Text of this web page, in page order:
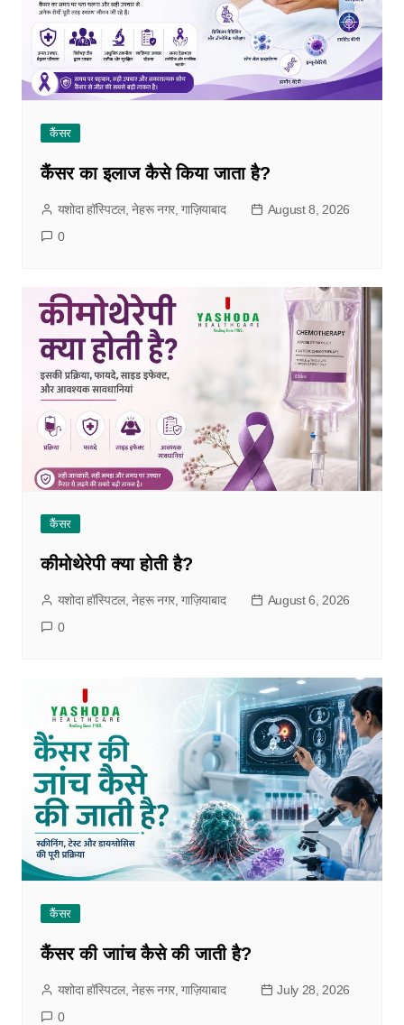
कैंसर
कैंसर का इलाज कैसे किया जाता है?
यशोदा हॉस्पिटल, नेहरू नगर, गाज़ियाबाद
August 8, 2026
0
कैंसर
कीमोथेरेपी क्या होती है?
यशोदा हॉस्पिटल, नेहरू नगर, गाज़ियाबाद
August 6, 2026
0
कैंसर
कैंसर की जाांच कैसे की जाती है?
यशोदा हॉस्पिटल, नेहरू नगर, गाज़ियाबाद
July 28, 2026
0